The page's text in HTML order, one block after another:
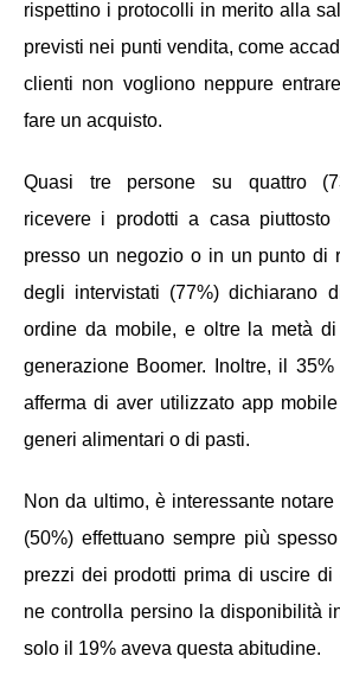
rispettino i protocolli in merito alla
previsti nei punti vendita, come
clienti non vogliono neppure
fare un acquisto.
Quasi tre persone su quattro
ricevere i prodotti a casa piuttosto
presso un negozio o in un punto di
degli intervistati (77%) dichiarano
ordine da mobile, e oltre la metà
generazione Boomer. Inoltre, il
afferma di aver utilizzato app
generi alimentari o di pasti.
Non da ultimo, è interessante
(50%) effettuano sempre più
prezzi dei prodotti prima di uscire di
ne controlla persino la disponibilità
solo il 19% aveva questa abitudine.